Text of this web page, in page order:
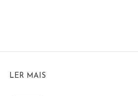
LER MAIS